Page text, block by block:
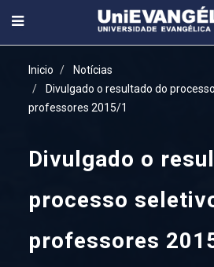
Inicio
Notícias
Divulgado o resultado do
professores 2015/1
Divulgado o
processo
professores